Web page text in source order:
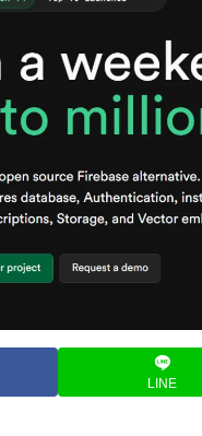
LINE